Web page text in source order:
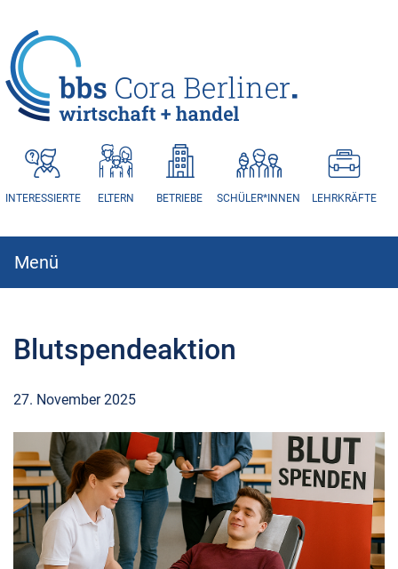
HAUPTNAVIGATION
INTERESSIERTE ELTERN BETRIEBE SCHÜLER*INNEN LEHRKRÄFTE
Hauptnavigation
Menü
Blutspendeaktion
27. November 2025